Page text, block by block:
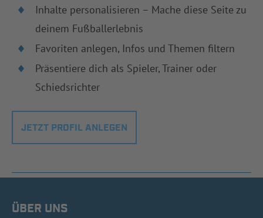
Inhalte personalisieren – Mache diese Seite zu
deinem Fußballerlebnis
Favoriten anlegen, Infos und Themen filtern
Präsentiere dich als Spieler, Trainer oder
Schiedsrichter
JETZT PROFIL ANLEGEN
ÜBER UNS